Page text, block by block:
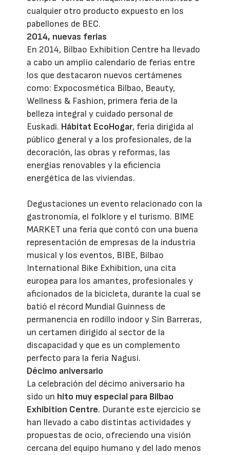
cualquier otro producto expuesto en los
pabellones de BEC.
2014, nuevas ferias
En 2014, Bilbao Exhibition Centre ha llevado
a cabo un amplio calendario de ferias entre
los que destacaron nuevos certámenes
como: Expocosmética Bilbao, Beauty,
Wellness & Fashion, primera feria de la
belleza integral y cuidado personal de
Euskadi. Hábitat EcoHogar, feria dirigida al
público general y a los profesionales, de la
decoración, las obras y reformas, las
energías renovables y la eficiencia
energética de las viviendas.
Degustaciones un evento relacionado con la
gastronomía, el folklore y el turismo. BIME
MARKET una feria que contó con una buena
representación de empresas de la industria
musical y los eventos, BIBE, Bilbao
International Bike Exhibition, una cita
europea para los amantes, profesionales y
aficionados de la bicicleta, durante la cual se
batió el récord Mundial Guinness de
permanencia en rodillo indoor y Sin Barreras,
un certamen dirigido al sector de la
discapacidad y que es un complemento
perfecto para la feria Nagusi.
Décimo aniversario
La celebración del décimo aniversario ha
sido un hito muy especial para Bilbao
Exhibition Centre. Durante este ejercicio se
han llevado a cabo distintas actividades y
propuestas de ocio, ofreciendo una visión
cercana del equipo humano y del lado menos